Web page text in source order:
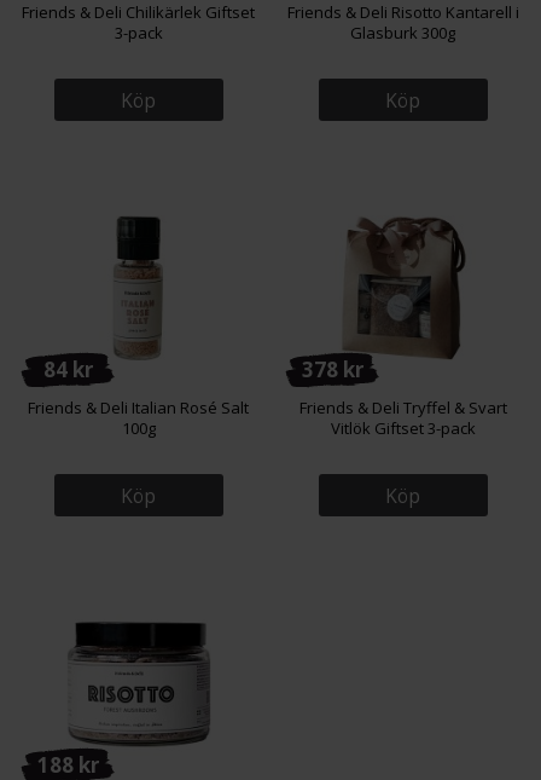
Friends & Deli Chilikärlek Giftset
3-pack
Köp
Friends & Deli Risotto Kantarell i
Glasburk 300g
Köp
84 kr
Friends & Deli Italian Rosé Salt
100g
Köp
378 kr
Friends & Deli Tryffel & Svart
Vitlök Giftset 3-pack
Köp
188 kr